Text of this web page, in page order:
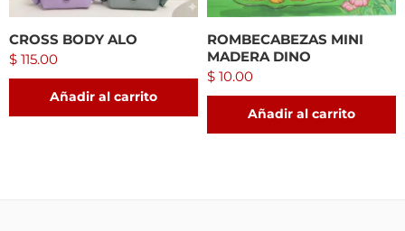
CROSS BODY ALO
$ 115.00
Añadir al carrito
ROMBECABEZAS MINI
MADERA DINO
$ 10.00
Añadir al carrito